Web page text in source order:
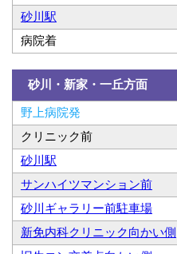
砂川駅
病院着
砂川・新家・一丘方面
野上病院発
クリニック前
砂川駅
サンハイツマンション前
砂川ギャラリー前駐車場
新免内科クリニック向かい側